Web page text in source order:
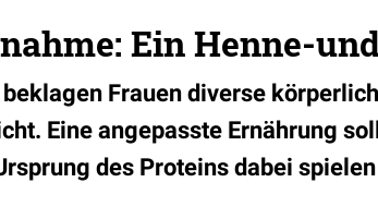
Ein Henne-
Frauen diverse
Eine angepasste Ernährung
des Proteins dabei